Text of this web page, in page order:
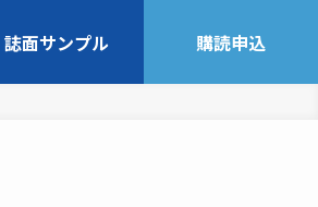
誌面サンプル 購読申込